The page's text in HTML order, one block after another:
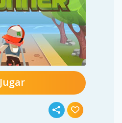
Jugar